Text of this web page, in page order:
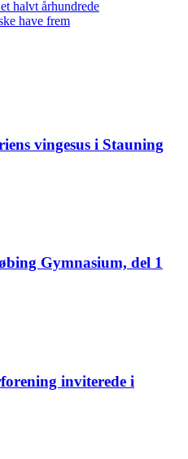
halvt århundrede
have frem
vingesus i Stauning
Gymnasium, del 1
inviterede i